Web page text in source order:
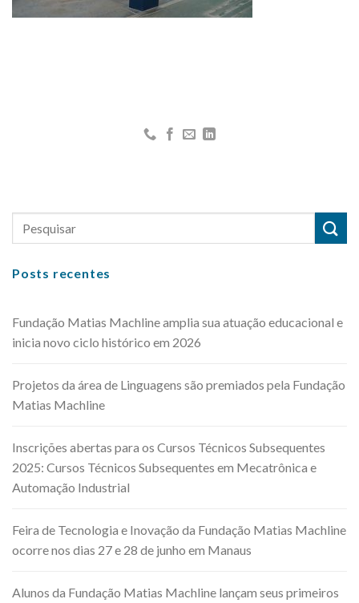
Posts recentes
Fundação Matias Machline amplia sua atuação educacional e
inicia novo ciclo histórico em 2026
Projetos da área de Linguagens são premiados pela Fundação
Matias Machline
Inscrições abertas para os Cursos Técnicos Subsequentes
2025: Cursos Técnicos Subsequentes em Mecatrônica e
Automação Industrial
Feira de Tecnologia e Inovação da Fundação Matias Machline
ocorre nos dias 27 e 28 de junho em Manaus
Alunos da Fundação Matias Machline lançam seus primeiros